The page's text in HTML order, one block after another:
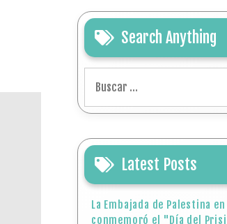
Search Anything
Latest Posts
La Embajada de Palestina
conmemoró el "Día del